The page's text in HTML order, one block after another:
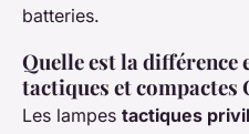
batteries.
Quelle est la différence
tactiques et compactes
Les lampes tactiques